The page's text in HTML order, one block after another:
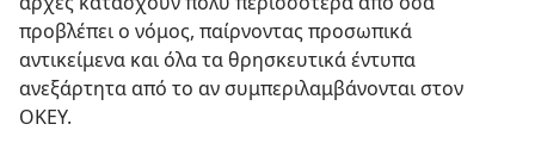
προβλέπει ο νόμος, παίρνοντας προσωπικά
αντικείμενα και όλα τα θρησκευτικά έντυπα
ανεξάρτητα από το αν συμπεριλαμβάνονται στον
ΟΚΕΥ.